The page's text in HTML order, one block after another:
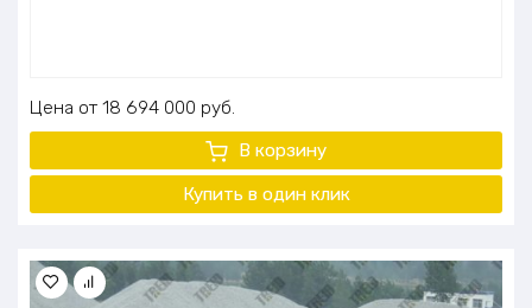
Цена 18 694 000 руб.
В корзину
Купить в один клик